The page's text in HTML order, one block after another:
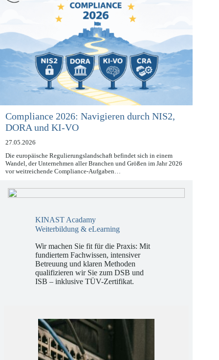
Compliance 2026: Navigieren durch NIS2,
DORA und KI-VO
27.05.2026
Die europäische Regulierungslandschaft befindet sich in einem
Wandel, der Unternehmen aller Branchen und Größen im Jahr 2026
KINAST Acadamy
Wir machen Sie fit für die Praxis: Mit
fundiertem Fachwissen, intensiver
Betreuung und klaren Methoden
qualifizieren wir Sie zum DSB und